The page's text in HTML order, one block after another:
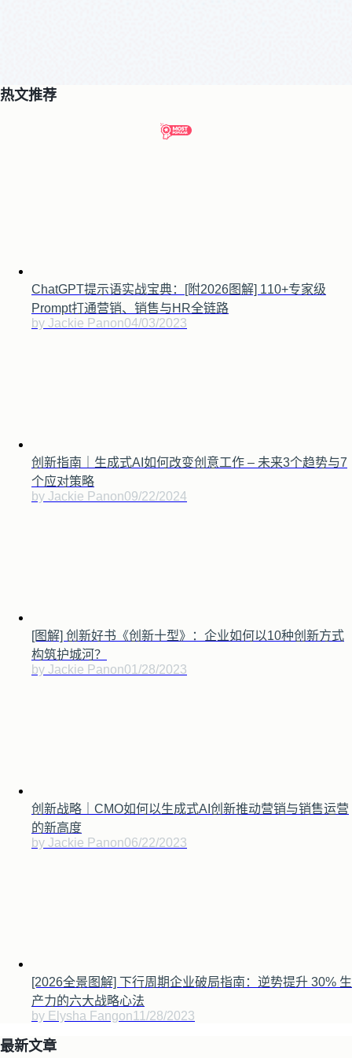
热文推荐
ChatGPT提示语实战宝典：[附2026图解] 110+专家级
Prompt打通营销、销售与HR全链路
by Jackie Panon04/03/2023
创新指南｜生成式AI如何改变创意工作 – 未来3个趋势与7
个应对策略
by Jackie Panon09/22/2024
[图解] 创新好书《创新十型》：企业如何以10种创新方式
构筑护城河？
by Jackie Panon01/28/2023
创新战略｜CMO如何以生成式AI创新推动营销与销售运营
的新高度
by Jackie Panon06/22/2023
[2026全景图解] 下行周期企业破局指南：逆势提升 30% 生
产力的六大战略心法
by Elysha Fangon11/28/2023
最新文章